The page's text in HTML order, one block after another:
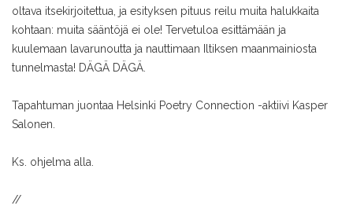
oltava itsekirjoitettua, ja esityksen pituus reilu muita halukkaita
kohtaan: muita sääntöjä ei ole! Tervetuloa esittämään ja
kuulemaan lavarunoutta ja nauttimaan Iltiksen maanmainiosta
tunnelmasta! DÄGÄ DÄGÄ.
Tapahtuman juontaa Helsinki Poetry Connection -aktiivi Kasper
Salonen.
Ks. ohjelma alla.
//